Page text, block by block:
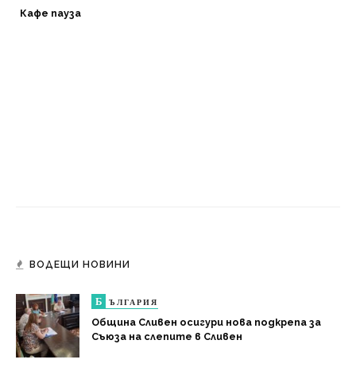
Кафе пауза
ВОДЕЩИ НОВИНИ
Б ЪЛГАРИЯ
Община Сливен осигури нова подкрепа за
Съюза на слепите в Сливен